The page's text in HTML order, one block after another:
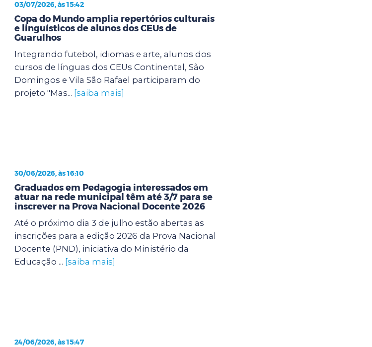
03/07/2026, às 15:42
Copa do Mundo amplia repertórios culturais
e linguísticos de alunos dos CEUs de
Guarulhos
Integrando futebol, idiomas e arte, alunos dos
cursos de línguas dos CEUs Continental, São
Domingos e Vila São Rafael participaram do
projeto "Mas... [saiba mais]
30/06/2026, às 16:10
Graduados em Pedagogia interessados em
atuar na rede municipal têm até 3/7 para se
inscrever na Prova Nacional Docente 2026
Até o próximo dia 3 de julho estão abertas as
inscrições para a edição 2026 da Prova Nacional
Docente (PND), iniciativa do Ministério da
Educação ... [saiba mais]
24/06/2026, às 15:47